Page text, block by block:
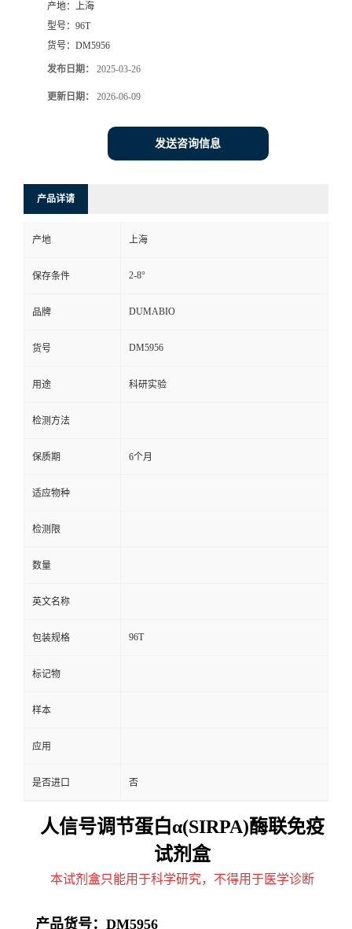
系
方
产地： 上海
型号： 96T
货号： DM5956
发布日期： 2025-03-26
更新日期： 2026-06-09
发送咨询信息
产品详请
产地 上海
保存条件 2-8°
品牌 DUMABIO
货号 DM5956
用途 科研实验
检测方法
保质期 6个月
适应物种
检测限
数量
英文名称
包装规格 96T
标记物
样本
应用
是否进口 否
人信号调节蛋白α(SIRPA)酶联免疫
试剂盒
本试剂盒只能用于科学研究，不得用于医学诊断
产品货号： DM5956